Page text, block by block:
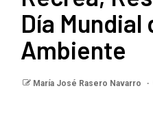
Día Mundial
Ambiente
María José Rasero Navarro